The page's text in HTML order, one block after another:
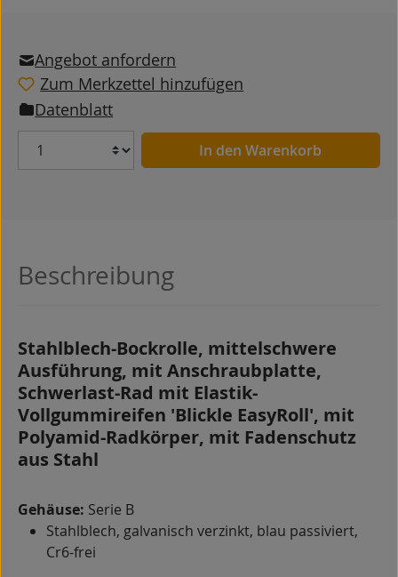
Angebot anfordern
Zum Merkzettel hinzufügen
Datenblatt
Anzahl In den Warenkorb
Beschreibung
Stahlblech-Bockrolle, mittelschwere
Ausführung, mit Anschraubplatte,
Schwerlast-Rad mit Elastik-
Vollgummireifen 'Blickle EasyRoll', mit
Polyamid-Radkörper, mit Fadenschutz
aus Stahl
Gehäuse: Serie B
Stahlblech, galvanisch verzinkt, blau passiviert,
Cr6-frei